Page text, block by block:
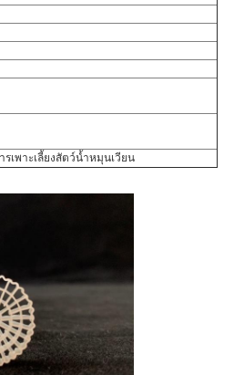
เพาะเลี้ยงสัตว์น้ำหมุนเวียน